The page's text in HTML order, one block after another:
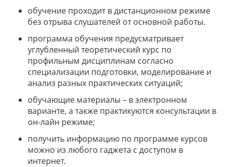
обучение проходит в дистанционном режиме
без отрыва слушателей от основной работы.
программа обучения предусматривает
углубленный теоретический курс по
профильным дисциплинам согласно
специализации подготовки, моделирование и
анализ разных практических ситуаций;
обучающие материалы – в электронном
варианте, а также практикуются консультации в
он-лайн режиме;
получить информацию по программе курсов
можно из любого гаджета с доступом в
интернет.